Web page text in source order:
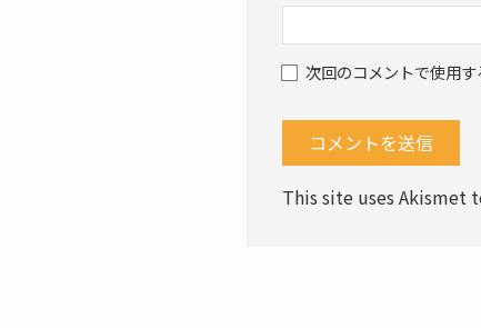
次回のコメントで使用
This site uses Akismet